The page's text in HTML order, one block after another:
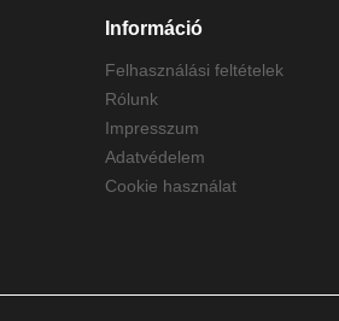
Információ
Felhasználási feltételek
Rólunk
Impresszum
Adatvédelem
Cookie használat